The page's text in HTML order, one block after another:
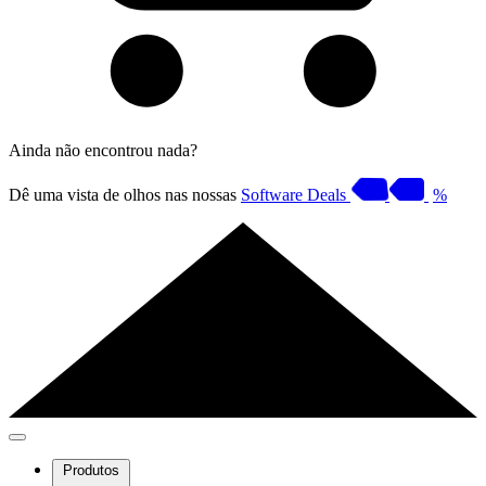
Ainda não encontrou nada?
Dê uma vista de olhos nas nossas Software Deals %
Produtos